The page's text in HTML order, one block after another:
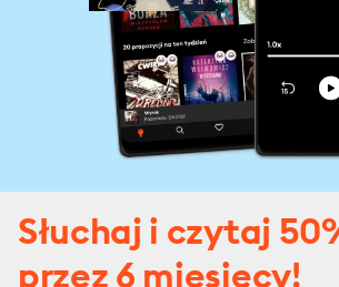
Słuchaj i czytaj
przez 6 miesięcy!